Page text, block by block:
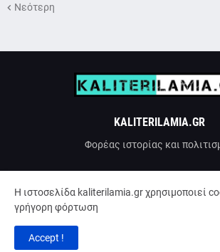
Νεότερη
KALITERILAMIA.GR
Φορέας ιστορίας και
H ιστοσελίδα kaliterilamia.gr χρησιμοποιεί
γρήγορη φόρτωση
Accept !